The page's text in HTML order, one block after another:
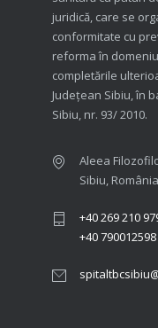
juridică, care se
conformitate cu
reforma în
completările
Judeţean Sibiu, în
Sibiu, nr. 93/ 2010.
Aleea
Sibiu, România
+40 269 210
+40 790012598